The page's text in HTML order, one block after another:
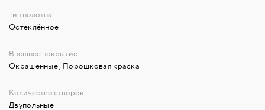
Остеклённое
Окрашенные Порошковая краска
Двупольные